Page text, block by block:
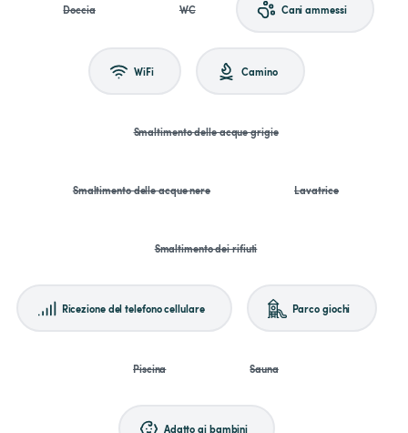
Doccia WC Cani ammessi
WiFi Camino
Smaltimento delle acque grigie
Smaltimento delle acque nere Lavatrice
Smaltimento dei rifiuti
Ricezione del telefono cellulare Parco giochi
Piscina Sauna
Adatto ai bambini